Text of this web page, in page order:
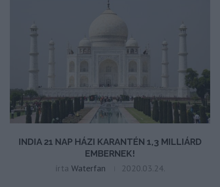
INDIA 21 NAP HÁZI KARANTÉN 1,3 MILLIÁRD
EMBERNEK!
írta Waterfan 2020.03.24.